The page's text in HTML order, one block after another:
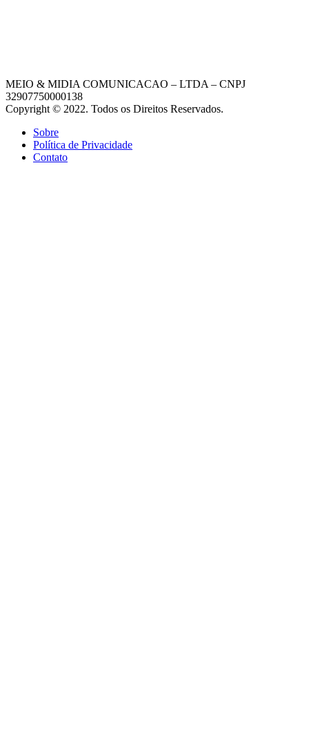
MEIO & MIDIA COMUNICACAO – LTDA – CNPJ
32907750000138
Copyright © 2022. Todos os Direitos Reservados.
Sobre
Política de Privacidade
Contato